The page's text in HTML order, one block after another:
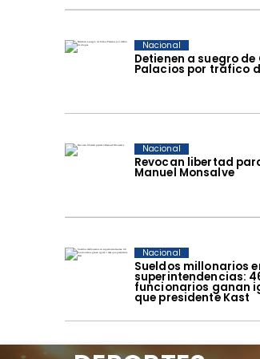
Detienen a suegro de
Palacios por tráfico
Nacional
Revocan libertad
Manuel Monsalve
Nacional
Sueldos millonarios
superintendencias:
funcionarios ganan
que presidente Kast
Nacional